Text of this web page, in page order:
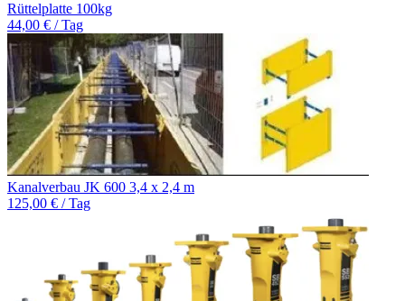
Rüttelplatte 100kg
44,00 € / Tag
Kanalverbau JK 600 3,4 x 2,4 m
125,00 € / Tag